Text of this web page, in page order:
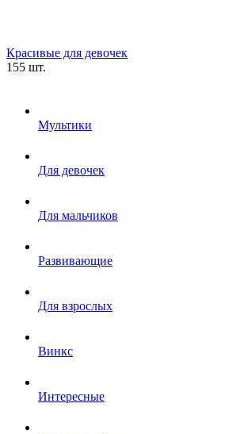
Красивые для девочек
155 шт.
Мультики
Для девочек
Для мальчиков
Развивающие
Для взрослых
Винкс
Интересные